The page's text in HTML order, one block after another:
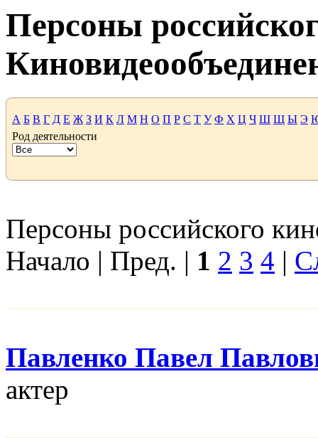
Персоны
А Б В Г Д Е Ж З И К Л М Н О П Р С Т У Ф Х Ц Ч Ш Щ Ы Э
Род деятельности
Персоны российского
Начало | Пред. | 1 2 3 4 |
Павленко Павел
актер